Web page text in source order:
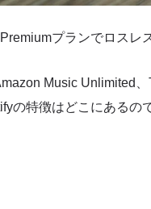
プランでロスレ
Music Unlimited
の特徴はどこにあるの